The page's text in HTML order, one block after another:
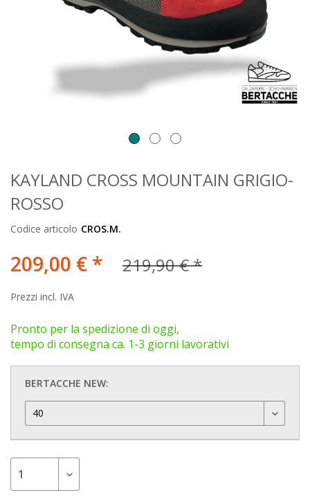
KAYLAND CROSS MOUNTAIN GRIGIO-
ROSSO
Codice articolo CROS.M.
209,00 € * 219,90 € *
Prezzi incl. IVA
Pronto per la spedizione di oggi,
tempo di consegna ca. 1-3 giorni lavorativi
BERTACCHE NEW: